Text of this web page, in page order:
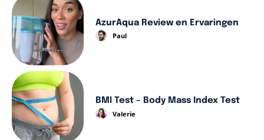
AzurAqua Review en Ervaringen
Paul
BMI Test – Body Mass Index Test
Valerie